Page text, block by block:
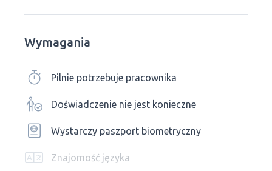
Wymagania
Pilnie potrzebuje pracownika
Doświadczenie nie jest konieczne
Wystarczy paszport biometryczny
Znajomość języka